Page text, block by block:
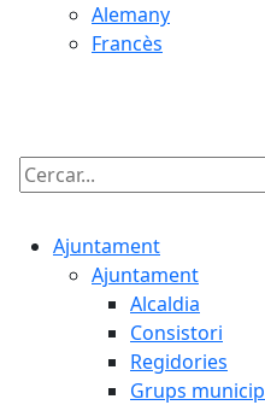
Alemany
Francès
Cercar:
Ajuntament
Ajuntament
Alcaldia
Consistori
Regidories
Grups